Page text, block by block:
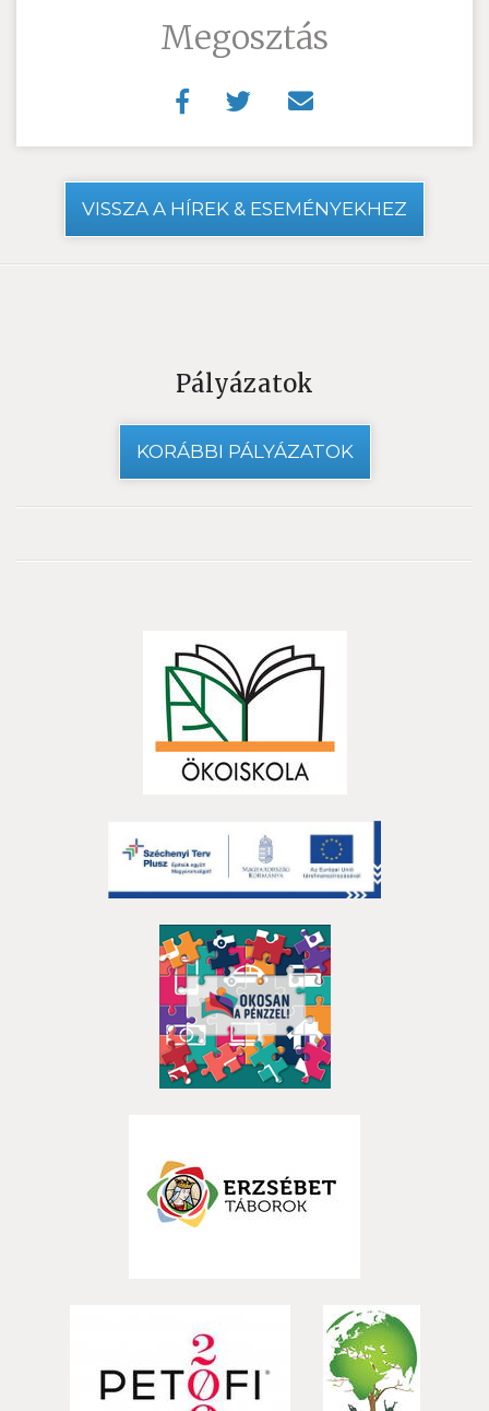
Megosztás
VISSZA A HÍREK & ESEMÉNYEKHEZ
Pályázatok
KORÁBBI PÁLYÁZATOK